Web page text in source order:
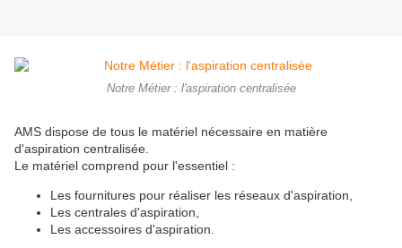
Notre Métier : l'aspiration centralisée
AMS dispose de tous le matériel nécessaire en matière
d'aspiration centralisée.
Le matériel comprend pour l'essentiel :
Les fournitures pour réaliser les réseaux d'aspiration,
Les centrales d'aspiration,
Les accessoires d'aspiration.